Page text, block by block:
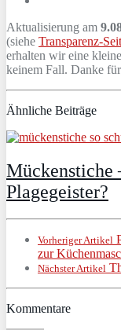
Aktualisierung am
(siehe Transparenz-
erhalten wir eine
keinem Fall. Danke
Ähnliche Beiträge
Mückenstiche
Plagegeister?
Vorheriger Artikel
zur
Nächster Artikel
Kommentare